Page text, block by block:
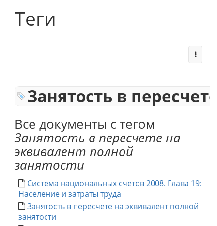
Теги
Занятость в
Все документы с тегом
Занятость в пересчете на
эквивалент полной
занятости
Система национальных счетов 2008. Глава 19:
Население и затраты труда
Занятость в пересчете на эквивалент полной
занятости